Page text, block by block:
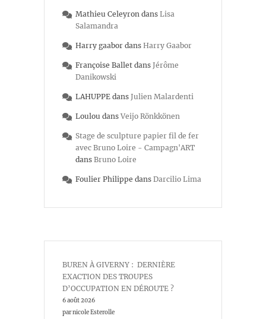
Mathieu Celeyron dans Lisa
Salamandra
Harry gaabor dans Harry Gaabor
Françoise Ballet dans Jérôme
Danikowski
LAHUPPE dans Julien Malardenti
Loulou dans Veijo Rönkkönen
Stage de sculpture papier fil de fer
avec Bruno Loire - Campagn'ART
dans Bruno Loire
Foulier Philippe dans Darcilio Lima
BUREN À GIVERNY : DERNIÈRE
EXACTION DES TROUPES
D’OCCUPATION EN DÉROUTE ?
6 août 2026
par nicole Esterolle